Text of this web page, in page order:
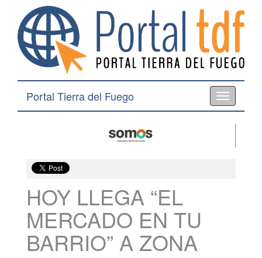
Toggle
navigation
Portal Tierra del Fuego
HOY LLEGA “EL
MERCADO EN TU
BARRIO” A ZONA